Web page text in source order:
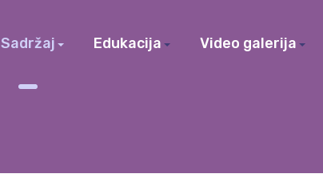
Sadržaj Edukacija Video galerija